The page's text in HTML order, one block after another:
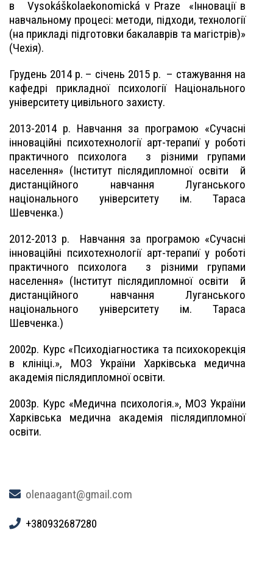
в Vysokáškolaekonomická v Praze «Інновації в
навчальному процесі: методи, підходи, технології
(на прикладі підготовки бакалаврів та магістрів)»
(Чехія).
Грудень 2014 р. – січень 2015 р. – стажування на
кафедрі прикладної психології Національного
університету цивільного захисту.
2013-2014 р. Навчання за програмою «Сучасні
інноваційні психотехнології арт-терапиї у роботі
практичного психолога
з різними групами
населення» (Інститут післядипломної освіти
й
дистанційного навчання Луганського
національного університету ім. Тараса
Шевченка.)
2012-2013 р.
Навчання за програмою «Сучасні
інноваційні психотехнології арт-терапиї у роботі
практичного психолога
з різними групами
населення» (Інститут післядипломної освіти
й
дистанційного навчання Луганського
національного університету ім. Тараса
Шевченка.)
2002р. Курс «Психодіагностика та психокорекція
в клініці.», МОЗ України Харківська медична
академія післядипломної освіти.
2003р. Курс «Медична психологія.», МОЗ України
Харківська медична академія післядипломної
освіти.
olenaagant@gmail.com
+380932687280